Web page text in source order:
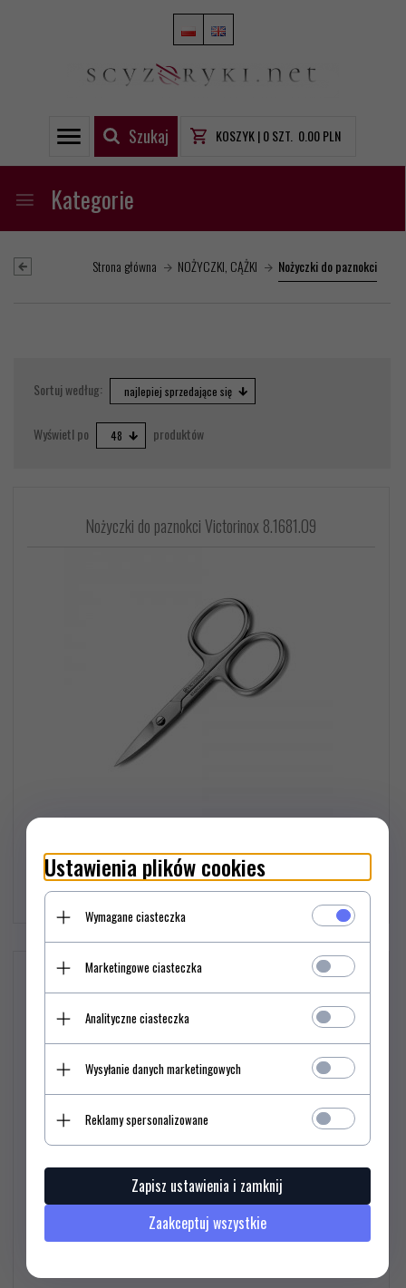
Szukaj KOSZYK |0SZT. 0.00PLN
Kategorie
Strona główna NOŻYCZKI, CĄŻKI Nożyczki do paznokci
Sortuj według: sortnajlepiej sprzedające się
Wyświetl po pop48 produktów
Nożyczki do paznokci Victorinox 8.1681.09
93,00PLN*
Nożyczki Victorinox 8.1791.10
Ustawienia plików cookies
Wymagane ciasteczka
Marketingowe ciasteczka
Analityczne ciasteczka
Wysyłanie danych marketingowych
Reklamy spersonalizowane
Zapisz ustawienia i zamknij
Zaakceptuj wszystkie